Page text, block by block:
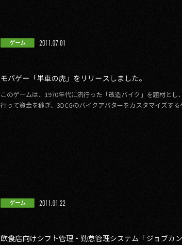
ゲーム 2011.07.01
モバゲー「単車の虎」をリリースしました。
このゲームは、1970年代に流行った「改造バイク」を題材と
行って資金を稼ぎ、3DCGのバイクアバターをカスタマイズす
ゲーム 2011.01.22
飲食店向けシフト管理・勤怠管理システム「ジョブカ